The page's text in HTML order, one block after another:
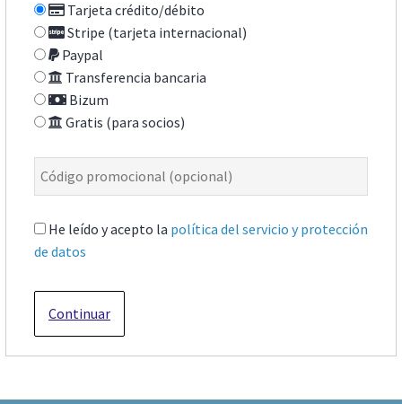
Tarjeta crédito/débito
Stripe (tarjeta internacional)
Paypal
Transferencia bancaria
Bizum
Gratis (para socios)
He leído y acepto la política del servicio y protección
de datos